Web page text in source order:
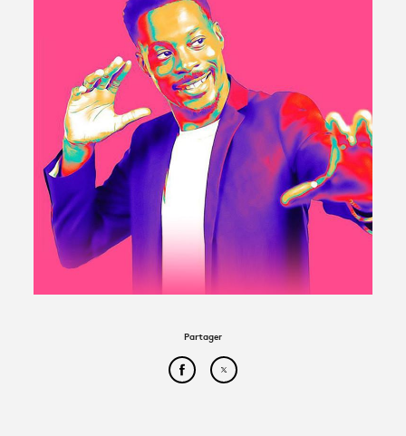
connexion
Avantages fidélité
Productions et innovation
Programme tv
Partager
Partager cet article sur
Partager cet article sur